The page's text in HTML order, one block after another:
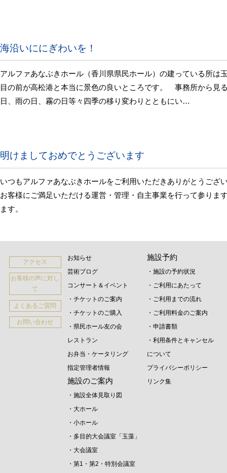
海沿いににぎわいを！
アルファあなぶきホール（香川県県民ホール）の建っている所は
目の前が高松港と本当に景色の良いところです。 事務所から見
日、雨の日、霧の日等々四季の移り変わりとともにい…
明けましておめでとうございます
いつもアルファあなぶきホールをご利用いただきありがとうござ
お客様にご満足いただける運営・管理・自主事業を行って参りま
ます。
アクセス
お客様の声に対し
て
よくあるご質問
お問い合わせ
お知らせ
芸術ブログ
コンサート＆イベント
・チケットのご案内
・チケットのご購入
・県民ホール友の会
レストラン
お弁当・ケータリング
指定管理者情報
施設のご案内
・施設全体見取り図
・大ホール
・小ホール
・多目的大会議室「玉藻」
・大会議室
・第1・第2・特別会議室
施設予約
・施設の予約状況
・ご利用にあたって
・ご利用までの流れ
・ご利用料金のご案内
・申請書類
・利用条件とキャンセル
について
プライバシーポリシー
リンク集